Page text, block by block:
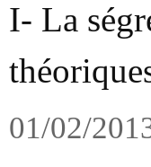
I- La
01/02/